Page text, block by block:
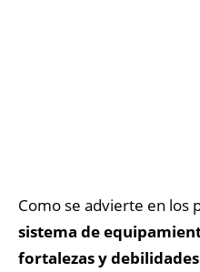
Como se advierte en los
sistema de
fortalezas y